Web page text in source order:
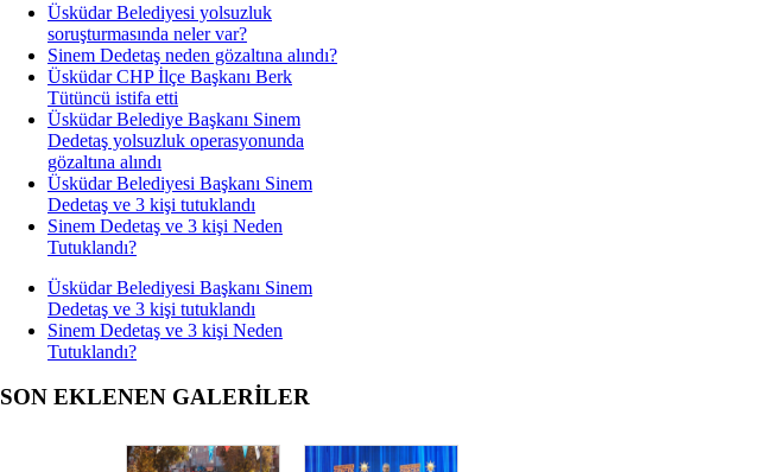
Üsküdar Belediyesi yolsuzluk
soruşturmasında neler var?
Sinem Dedetaş neden gözaltına alındı?
Üsküdar CHP İlçe Başkanı Berk
Tütüncü istifa etti
Üsküdar Belediye Başkanı Sinem
Dedetaş yolsuzluk operasyonunda
gözaltına alındı
Üsküdar Belediyesi Başkanı Sinem
Dedetaş ve 3 kişi tutuklandı
Sinem Dedetaş ve 3 kişi Neden
Tutuklandı?
Üsküdar Belediyesi Başkanı Sinem
Dedetaş ve 3 kişi tutuklandı
Sinem Dedetaş ve 3 kişi Neden
Tutuklandı?
SON EKLENEN GALERİLER